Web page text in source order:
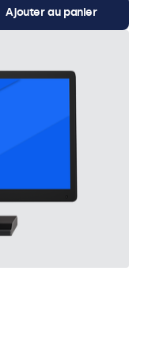
Ajouter au panier